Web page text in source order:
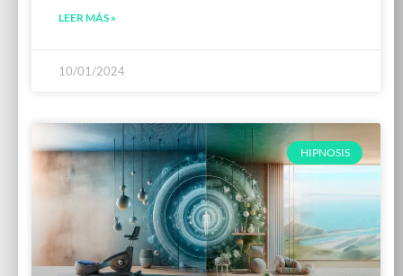
LEER MÁS »
10/01/2024
HIPNOSIS